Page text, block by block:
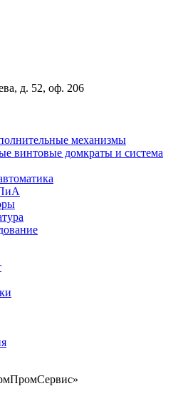
д. 52, оф. 206
механизмы
винтовые домкраты и система